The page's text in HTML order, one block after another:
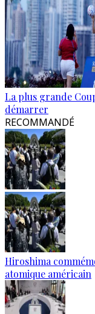
La plus grande
démarrer
RECOMMANDÉ
Hiroshima
atomique américain